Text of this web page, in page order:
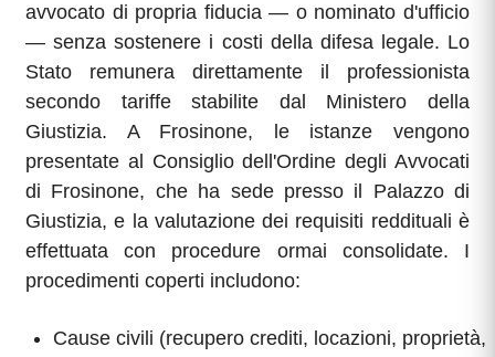
avvocato di propria fiducia — o nominato d'ufficio
— senza sostenere i costi della difesa legale. Lo
Stato remunera direttamente il professionista
secondo tariffe stabilite dal Ministero della
Giustizia. A Frosinone, le istanze vengono
presentate al Consiglio dell'Ordine degli Avvocati
di Frosinone, che ha sede presso il Palazzo di
Giustizia, e la valutazione dei requisiti reddituali è
effettuata con procedure ormai consolidate. I
procedimenti coperti includono:
Cause civili (recupero crediti, locazioni, proprietà,